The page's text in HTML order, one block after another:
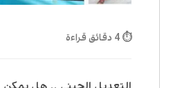
⏱ 4 دقائق قراءة